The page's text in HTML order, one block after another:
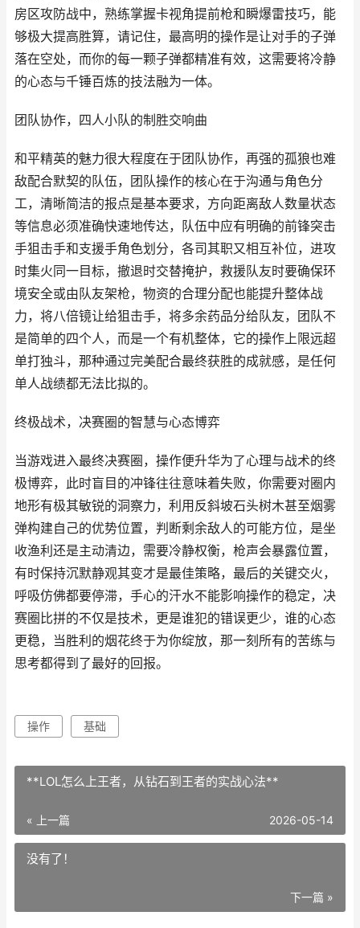
房区攻防战中，熟练掌握卡视角提前枪和瞬爆雷技巧，能
够极大提高胜算，请记住，最高明的操作是让对手的子弹
落在空处，而你的每一颗子弹都精准有效，这需要将冷静
的心态与千锤百炼的技法融为一体。
团队协作，四人小队的制胜交响曲
和平精英的魅力很大程度在于团队协作，再强的孤狼也难
敌配合默契的队伍，团队操作的核心在于沟通与角色分
工，清晰简洁的报点是基本要求，方向距离敌人数量状态
等信息必须准确快速地传达，队伍中应有明确的前锋突击
手狙击手和支援手角色划分，各司其职又相互补位，进攻
时集火同一目标，撤退时交替掩护，救援队友时要确保环
境安全或由队友架枪，物资的合理分配也能提升整体战
力，将八倍镜让给狙击手，将多余药品分给队友，团队不
是简单的四个人，而是一个有机整体，它的操作上限远超
单打独斗，那种通过完美配合最终获胜的成就感，是任何
单人战绩都无法比拟的。
终极战术，决赛圈的智慧与心态博弈
当游戏进入最终决赛圈，操作便升华为了心理与战术的终
极博弈，此时盲目的冲锋往往意味着失败，你需要对圈内
地形有极其敏锐的洞察力，利用反斜坡石头树木甚至烟雾
弹构建自己的优势位置，判断剩余敌人的可能方位，是坐
收渔利还是主动清边，需要冷静权衡，枪声会暴露位置，
有时保持沉默静观其变才是最佳策略，最后的关键交火，
呼吸仿佛都要停滞，手心的汗水不能影响操作的稳定，决
赛圈比拼的不仅是技术，更是谁犯的错误更少，谁的心态
更稳，当胜利的烟花终于为你绽放，那一刻所有的苦练与
思考都得到了最好的回报。
操作 基础
**LOL怎么上王者，从钻石到王者的实战心法**
« 上一篇 2026-05-14
没有了！
下一篇 »